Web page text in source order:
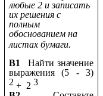
любые 2 и записать
их решения с
полным
обоснованием на
листах бумаги.
В1
Найти значение
выражения (5 - 3)
2 + 2 3